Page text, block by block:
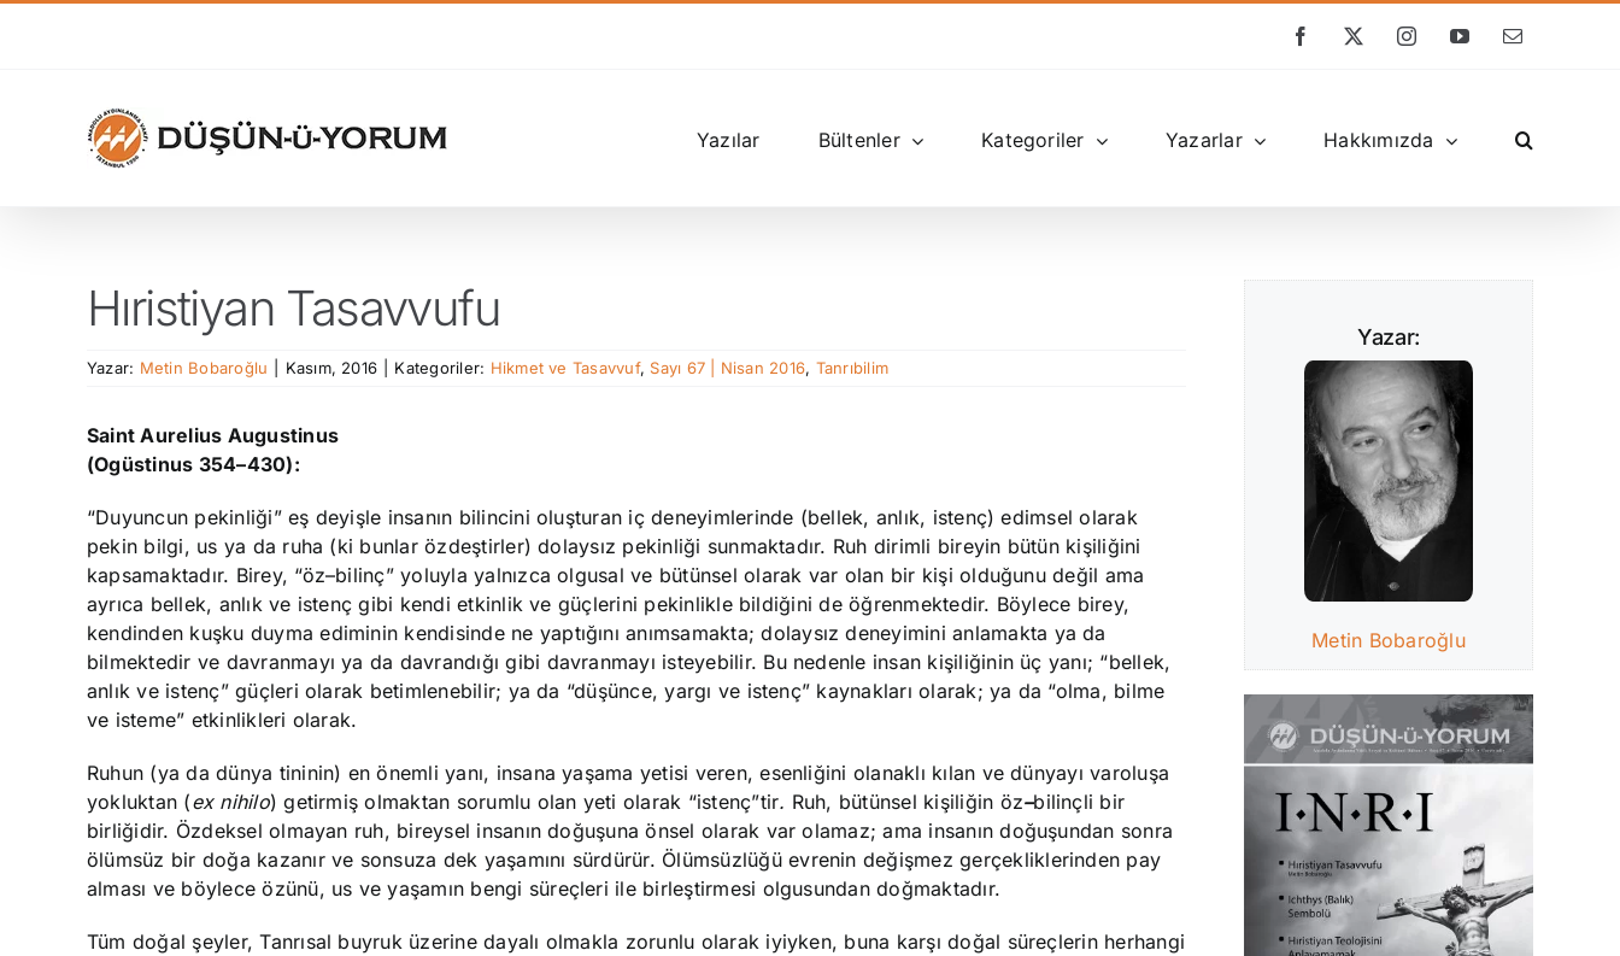
Facebook
X InstagramYouTube
E-
Yazılar Bültenler Kategoriler Yazarlar Hakkımızda
Hıristiyan Tasavvufu
Yazar: Metin Bobaroğlu Kasım, 2016 Kategoriler: Hikmet ve Tasavvuf, Sayı 67 | Nisan 2016, Tanrıbilim
Saint Aurelius Augustinus
(Ogüstinus 354–430):
“Duyuncun pekinliği” eş deyişle insanın bilincini oluşturan iç deneyimlerinde (bellek, anlık, istenç) edimsel olarak
pekin bilgi, us ya da ruha (ki bunlar özdeştirler) dolaysız pekinliği sunmaktadır. Ruh dirimli bireyin bütün kişiliğini
kapsamaktadır. Birey, “öz–bilinç” yoluyla yalnızca olgusal ve bütünsel olarak var olan bir kişi olduğunu değil ama
ayrıca bellek, anlık ve istenç gibi kendi etkinlik ve güçlerini pekinlikle bildiğini de öğrenmektedir. Böylece birey,
kendinden kuşku duyma ediminin kendisinde ne yaptığını anımsamakta; dolaysız deneyimini anlamakta ya da
bilmektedir ve davranmayı ya da davrandığı gibi davranmayı isteyebilir. Bu nedenle insan kişiliğinin üç yanı; “bellek,
anlık ve istenç” güçleri olarak betimlenebilir; ya da “düşünce, yargı ve istenç” kaynakları olarak; ya da “olma, bilme
ve isteme” etkinlikleri olarak.
Ruhun (ya da dünya tininin) en önemli yanı, insana yaşama yetisi veren, esenliğini olanaklı kılan ve dünyayı varoluşa
yokluktan (exnihilo) getirmiş olmaktan sorumlu olan yeti olarak “istenç”tir. Ruh, bütünsel kişiliğin öz–bilinçli bir
birliğidir. Özdeksel olmayan ruh, bireysel insanın doğuşuna önsel olarak var olamaz; ama insanın doğuşundan sonra
ölümsüz bir doğa kazanır ve sonsuza dek yaşamını sürdürür. Ölümsüzlüğü evrenin değişmez gerçekliklerinden pay
alması ve böylece özünü, us ve yaşamın bengi süreçleri ile birleştirmesi olgusundan doğmaktadır.
Tüm doğal şeyler, Tanrısal buyruk üzerine dayalı olmakla zorunlu olarak iyiyken, buna karşı doğal süreçlerin herhangi
Yazar:
Metin Bobaroğlu